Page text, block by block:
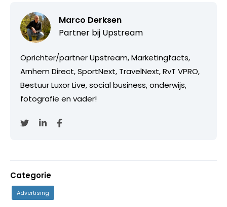
Marco Derksen
Partner bij Upstream
Oprichter/partner Upstream, Marketingfacts,
Arnhem Direct, SportNext, TravelNext, RvT VPRO,
Bestuur Luxor Live, social business, onderwijs,
fotografie en vader!
Categorie
Advertising